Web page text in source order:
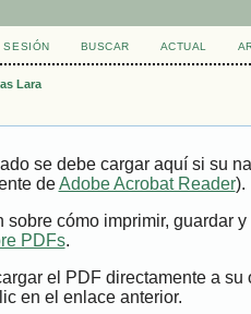
SESIÓN BUSCAR ACTUAL
Lara
se debe cargar aquí si su
deAdobe Acrobat Reader).
sobre cómo imprimir, guardar
PDFs.
el PDF directamente a
en el enlace anterior.